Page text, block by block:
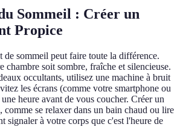
Sommeil : Créer un
Propice
sommeil peut faire toute la différence.
chambre soit sombre, fraîche et silencieuse.
occultants, utilisez une machine à bruit
les écrans (comme votre smartphone ou
heure avant de vous coucher. Créer un
se relaxer dans un bain chaud ou lire
signaler à votre corps que c'est l'heure de